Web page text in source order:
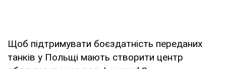
Щоб підтримувати боєздатність переданих
танків у Польщі мають створити центр